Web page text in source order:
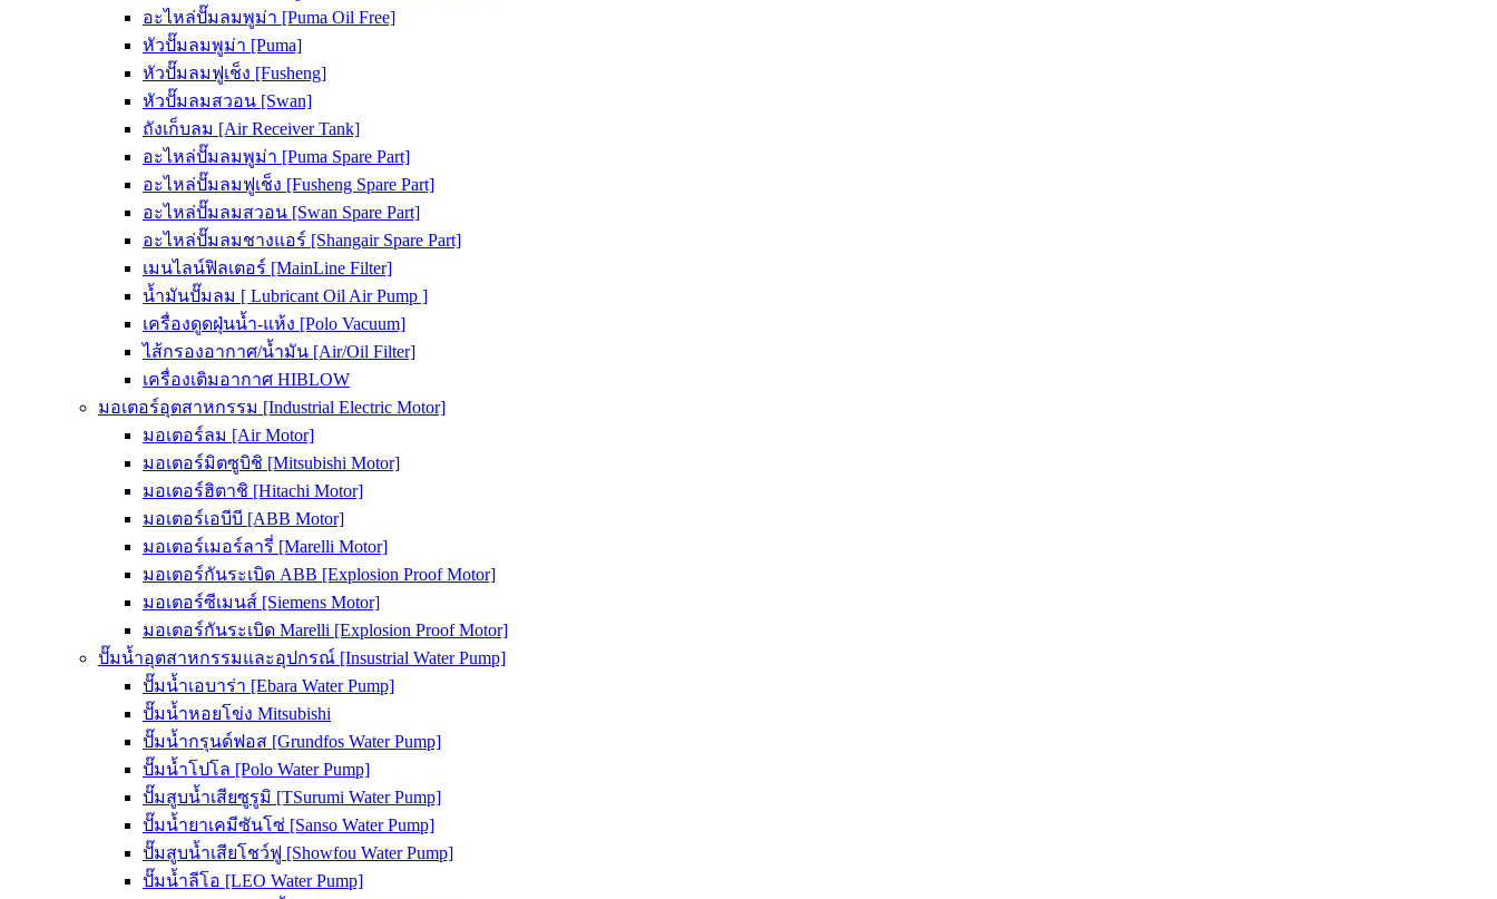
อะไหล่ปั๊มลมพูม่า [Puma Oil Free]
หัวปั๊มลมพูม่า [Puma]
หัวปั๊มลมฟูเช็ง [Fusheng]
หัวปั๊มลมสวอน [Swan]
ถังเก็บลม [Air Receiver Tank]
อะไหล่ปั๊มลมพูม่า [Puma Spare Part]
อะไหล่ปั๊มลมฟูเช็ง [Fusheng Spare Part]
อะไหล่ปั๊มลมสวอน [Swan Spare Part]
อะไหล่ปั๊มลมชางแอร์ [Shangair Spare Part]
เมนไลน์ฟิลเตอร์ [MainLine Filter]
น้ำมันปั๊มลม [ Lubricant Oil Air Pump ]
เครื่องดูดฝุ่นน้ำ-แห้ง [Polo Vacuum]
ไส้กรองอากาศ/น้ำมัน [Air/Oil Filter]
เครื่องเติมอากาศ HIBLOW
มอเตอร์อุตสาหกรรม [Industrial Electric Motor]
มอเตอร์ลม [Air Motor]
มอเตอร์มิตซูบิชิ [Mitsubishi Motor]
มอเตอร์ฮิตาชิ [Hitachi Motor]
มอเตอร์เอบีบี [ABB Motor]
มอเตอร์เมอร์ลารี่ [Marelli Motor]
มอเตอร์กันระเบิด ABB [Explosion Proof Motor]
มอเตอร์ซีเมนส์ [Siemens Motor]
มอเตอร์กันระเบิด Marelli [Explosion Proof Motor]
ปั๊มน้ำอุตสาหกรรมและอุปกรณ์ [Insustrial Water Pump]
ปั๊มน้ำเอบาร่า [Ebara Water Pump]
ปั๊มน้ำหอยโข่ง Mitsubishi
ปั๊มน้ำกรุนด์ฟอส [Grundfos Water Pump]
ปั๊มน้ำโปโล [Polo Water Pump]
ปั๊มสูบน้ำเสียซูรูมิ [TSurumi Water Pump]
ปั๊มน้ำยาเคมีซันโซ่ [Sanso Water Pump]
ปั๊มสูบน้ำเสียโชว์ฟู [Showfou Water Pump]
ปั๊มน้ำลีโอ [LEO Water Pump]